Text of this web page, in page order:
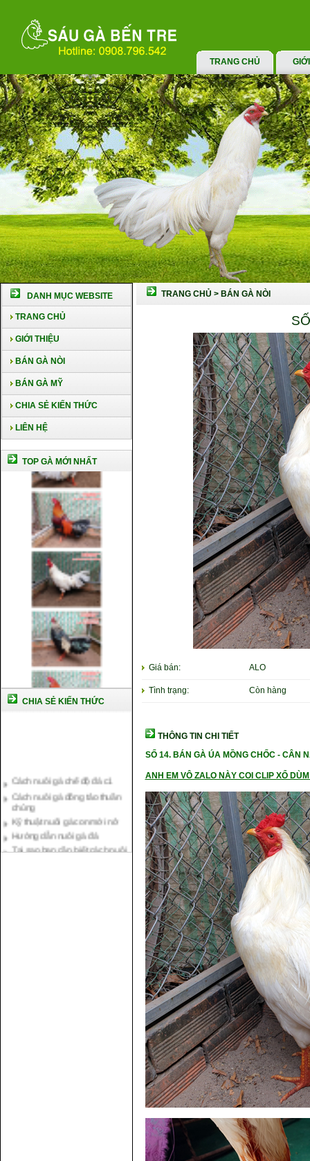
TRANG CHỦ
DANH MỤC WEBSITE
TRANG CHỦ
GIỚI THIỆU
BÁN GÀ NÒI
BÁN GÀ MỸ
CHIA SẺ KIẾN THỨC
LIÊN HỆ
TOP GÀ MỚI NHẤT
CHIA SẺ KIẾN THỨC
Cách nuôi gà đông tảo thuần
Kỹ thuật nuôi gà con mới nở
Hướng dẫn nuôi gà đá
Tại sao bạn cần biết cách nuôi
gà chọi ?
TRANG CHỦ > BÁN GÀ NÒI
Giá bán: ALO
Tình trạng: Còn hàng
THÔNG TIN CHI TIẾT
SỐ 14.BÁN GÀ ÚA MỒNG CHỐC - CÂN
ANH EM VÔ ZALO NÀY COI CLIP XỔ